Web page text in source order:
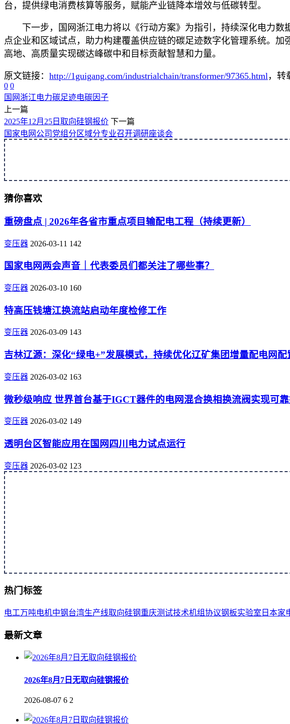
台，提供绿电消费核算等服务，赋能产业链降本增效与低碳转型。
下一步，国网浙江电力将以《行动方案》为指引，持续深化电力
点企业和区域试点，助力构建覆盖供应链的碳足迹数字化管理系统。
高地、高质量实现碳达峰碳中和目标贡献智慧和力量。
原文链接： http://1guigang.com/industrialchain/transformer/97365.html，转
0 0
国网浙江电力碳足迹电碳因子
上一篇
2025年12月25日取向硅钢报价 下一篇
国家电网公司党组分区域分专业召开调研座谈会
猜你喜欢
重磅盘点 | 2026年各省市重点项目输配电工程（持续更新）
变压器 2026-03-11 142
国家电网两会声音｜代表委员们都关注了哪些事？
变压器 2026-03-10 160
特高压钱塘江换流站启动年度检修工作
变压器 2026-03-09 143
吉林辽源：深化“绿电+”发展模式，持续优化辽矿集团增量配电网配
变压器 2026-03-02 163
微秒级响应 世界首台基于IGCT器件的电网混合换相换流阀实现可
变压器 2026-03-02 149
透明台区智能应用在国网四川电力试点运行
变压器 2026-03-02 123
热门标签
电工万吨电机中钢台湾生产线取向硅钢重庆测试技术机组协议钢板实验室 日本家
最新文章
2026年8月7日无取向硅钢报价
2026-08-07 6 2